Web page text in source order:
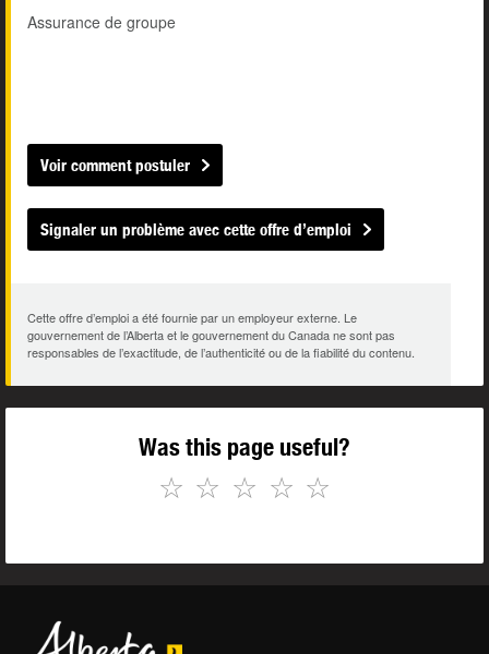
Assurance de groupe
Voir comment postuler
Signaler un problème avec cette offre d’emploi
Cette offre d’emploi a été fournie par un employeur externe. Le
gouvernement de l’Alberta et le gouvernement du Canada ne sont pas
responsables de l’exactitude, de l’authenticité ou de la fiabilité du contenu.
Was this page useful?
☆
☆
☆
☆
☆